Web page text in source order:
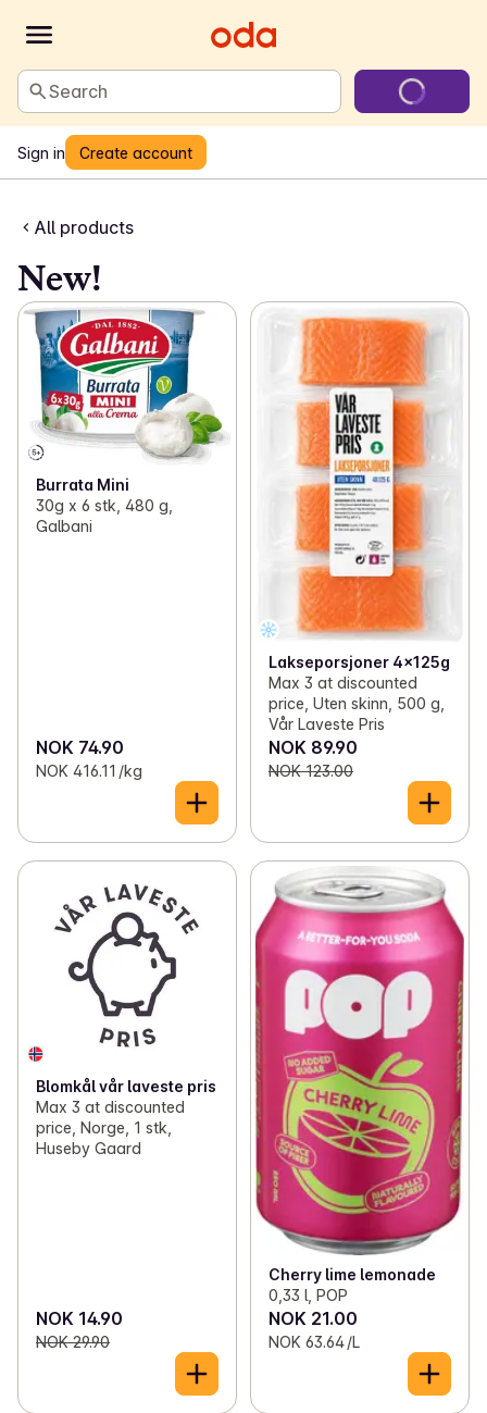
Search
Sign in Create account
All products
New!
Burrata Mini
30g x 6 stk, 480 g,
Galbani
NOK 74.90
NOK 416.11 /kg
Lakseporsjoner 4x125g
Max 3 at discounted
price, Uten skinn, 500 g,
Vår Laveste Pris
NOK 89.90
NOK 123.00
Blomkål vår laveste pris
Max 3 at discounted
price, Norge, 1 stk,
Huseby Gaard
NOK 14.90
NOK 29.90
Cherry lime lemonade
0,33 l, POP
NOK 21.00
NOK 63.64 /L